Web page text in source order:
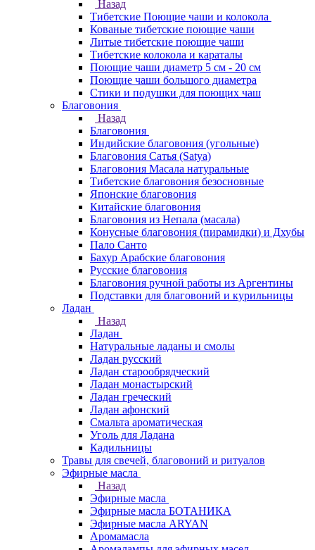
Назад
Тибетские Поющие чаши и колокола
Кованые тибетские поющие чаши
Литые тибетские поющие чаши
Тибетские колокола и караталы
Поющие чаши диаметр 5 см - 20 см
Поющие чаши большого диаметра
Стики и подушки для поющих чаш
Благовония
Назад
Благовония
Индийские благовония (угольные)
Благовония Сатья (Satya)
Благовония Масала натуральные
Тибетские благовония безосновные
Японские благовония
Китайские благовония
Благовония из Непала (масала)
Конусные благовония (пирамидки) и Дхубы
Пало Санто
Бахур Арабские благовония
Русские благовония
Благовония ручной работы из Аргентины
Подставки для благовоний и курильницы
Ладан
Назад
Ладан
Натуральные ладаны и смолы
Ладан русский
Ладан старообрядческий
Ладан монастырский
Ладан греческий
Ладан афонский
Смальта ароматическая
Уголь для Ладана
Кадильницы
Травы для свечей, благовоний и ритуалов
Эфирные масла
Назад
Эфирные масла
Эфирные масла БОТАНИКА
Эфирные масла ARYAN
Аромамасла